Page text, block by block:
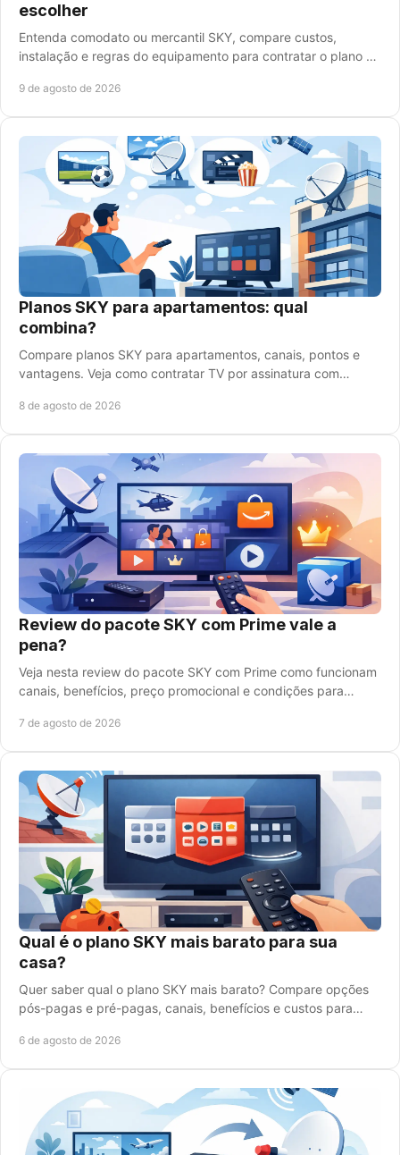
escolher
Entenda comodato ou mercantil SKY, compare custos,
instalação e regras do equipamento para contratar o plano de
9 de agosto de 2026
Planos SKY para apartamentos: qual
combina?
Compare planos SKY para apartamentos, canais, pontos e
vantagens. Veja como contratar TV por assinatura com
8 de agosto de 2026
Review do pacote SKY com Prime vale a
pena?
Veja nesta review do pacote SKY com Prime como funcionam
canais, benefícios, preço promocional e condições para
7 de agosto de 2026
Qual é o plano SKY mais barato para sua
casa?
Quer saber qual o plano SKY mais barato? Compare opções
pós-pagas e pré-pagas, canais, benefícios e custos para
6 de agosto de 2026